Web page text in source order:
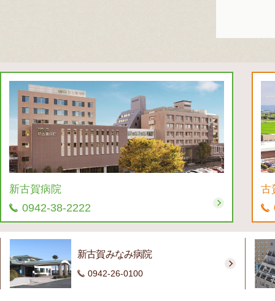
新古賀病院
0942-38-2222
古
新古賀みなみ病院
0942-26-0100